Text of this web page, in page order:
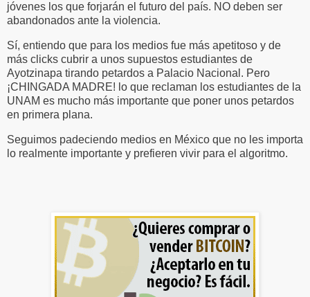
jóvenes los que forjarán el futuro del país. NO deben ser
abandonados ante la violencia.
Sí, entiendo que para los medios fue más apetitoso y de
más clicks cubrir a unos supuestos estudiantes de
Ayotzinapa tirando petardos a Palacio Nacional. Pero
¡CHINGADA MADRE! lo que reclaman los estudiantes de la
UNAM es mucho más importante que poner unos petardos
en primera plana.
Seguimos padeciendo medios en México que no les importa
lo realmente importante y prefieren vivir para el algoritmo.